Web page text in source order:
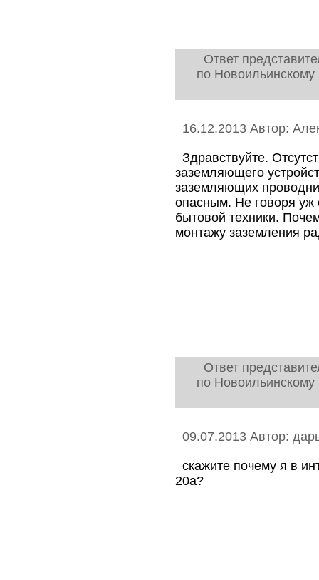
Ответ
по Новоильинскому
16.12.2013 Автор:
Здравствуйте.
заземляющего
заземляющих
опасным. Не говоря уж
бытовой техники.
монтажу заземления
Ответ
по Новоильинскому
09.07.2013 Автор:
скажите почему я в
20а?